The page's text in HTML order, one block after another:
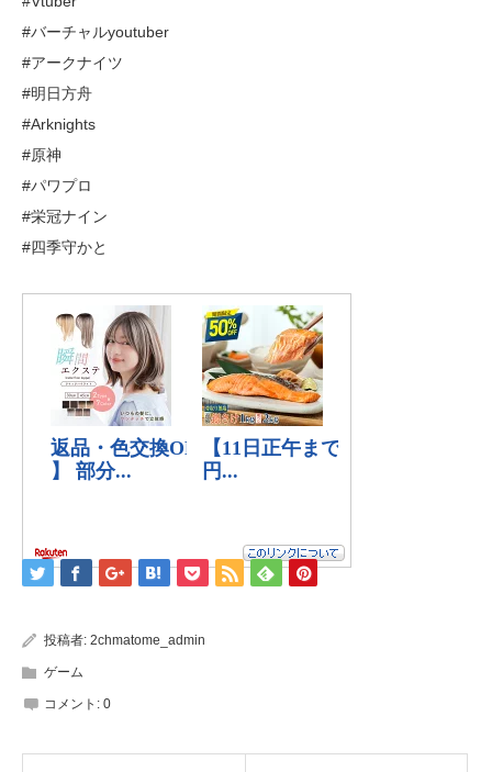
#バーチャルyoutuber
#アークナイツ
#明日方舟
#Arknights
#原神
#パワプロ
#栄冠ナイン
#四季守かと
投稿者: 2chmatome_admin
ゲーム
コメント: 0